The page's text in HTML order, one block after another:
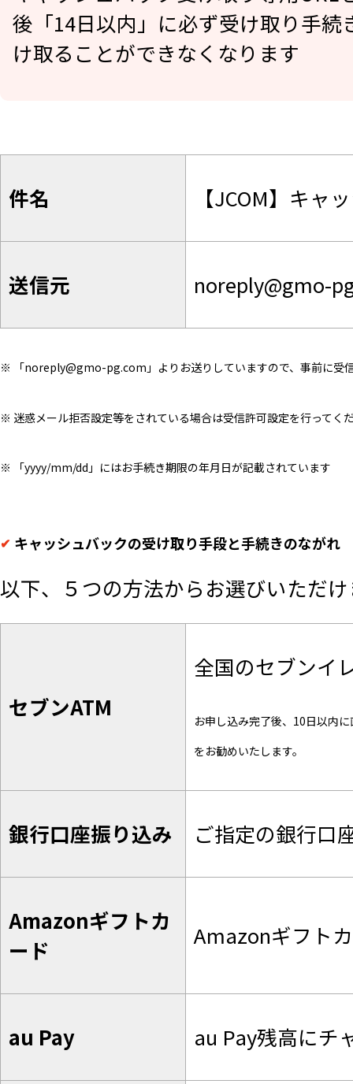
後「14日以内」に必ず受け取り手
け取ることができなくなります
件名 【JCOM】キ
送信元 noreply@gmo-
※ 「noreply@gmo-pg.com」よりお送りしていますので、事前に受
※ 迷惑メール拒否設定等をされている場合は受信許可設定を行ってく
※ 「yyyy/mm/dd」にはお手続き期限の年月日が記載されています
キャッシュバックの受け取り手段と手続きのながれ
以下、５つの方法からお選びいただけ
セブンATM
全国のセブンイ
お申し込み完了後、10日以内
をお勧めいたします。
銀行口座振り込み ご指定の銀行口
Amazonギフトカ
ード
Amazonギフト
au Pay au Pay残高にチ